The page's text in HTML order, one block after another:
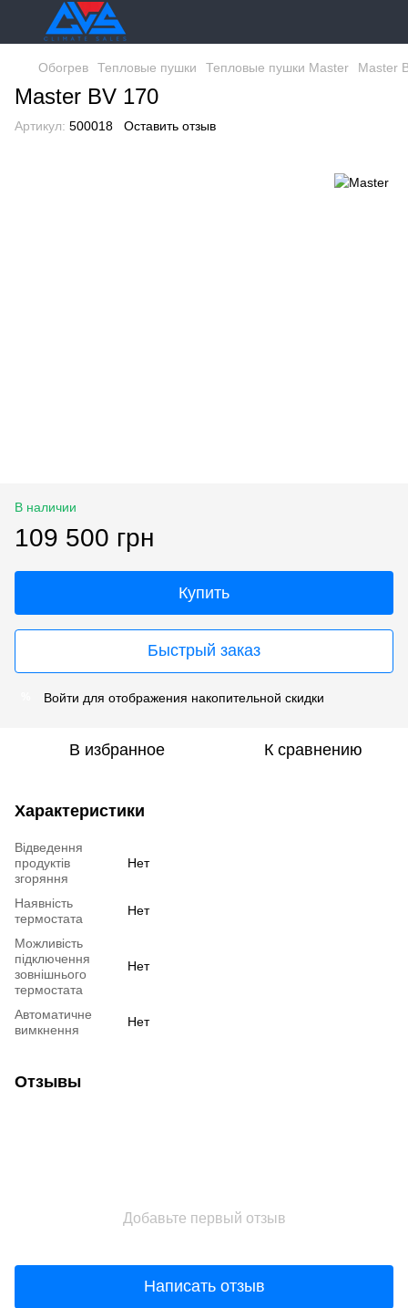
Обогрев Тепловые пушки Тепловые пушки Master Master
Master BV 170
Артикул: 500018 Оставить отзыв
В наличии
109 500 грн
Купить
Быстрый заказ
Войти для отображения накопительной скидки
В избранное К сравнению
Характеристики
Відведення
продуктів
згоряння
Нет
Наявність
термостата
Нет
Можливість
підключення
зовнішнього
термостата
Нет
Автоматичне
вимкнення
Нет
Отзывы
Добавьте первый отзыв
Написать отзыв